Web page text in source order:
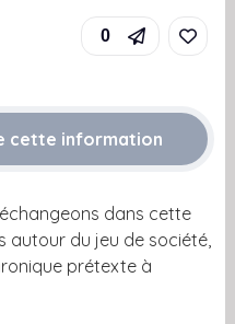
0
cette information
dans cette
autour du jeu de société,
prétexte à